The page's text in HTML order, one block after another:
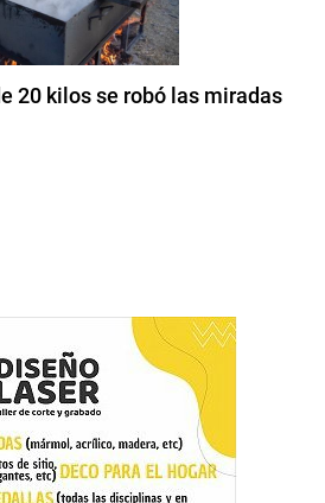
20 kilos se robó las miradas